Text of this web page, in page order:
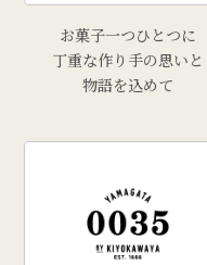
お菓子一つひとつに
丁重な作り手の思いと
物語を込めて